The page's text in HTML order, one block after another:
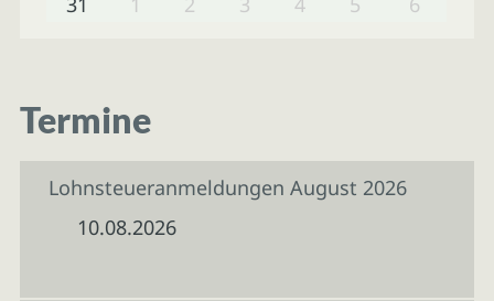
Termine
Lohnsteueranmeldungen August 2026
10.08.2026